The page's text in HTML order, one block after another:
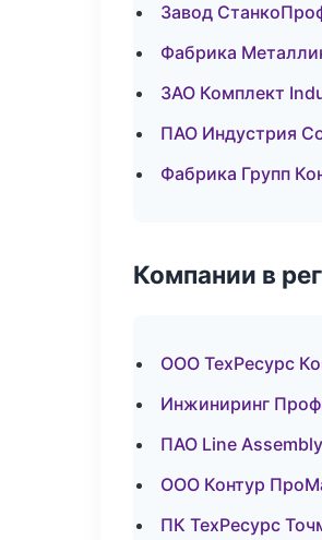
Завод
Фабрика
ЗАО Комплект
ПАО Индустрия
Фабрика Групп
Компании в
ООО ТехРесурс
Инжиниринг
ПАО Line
ООО Контур
ПК ТехРесурс